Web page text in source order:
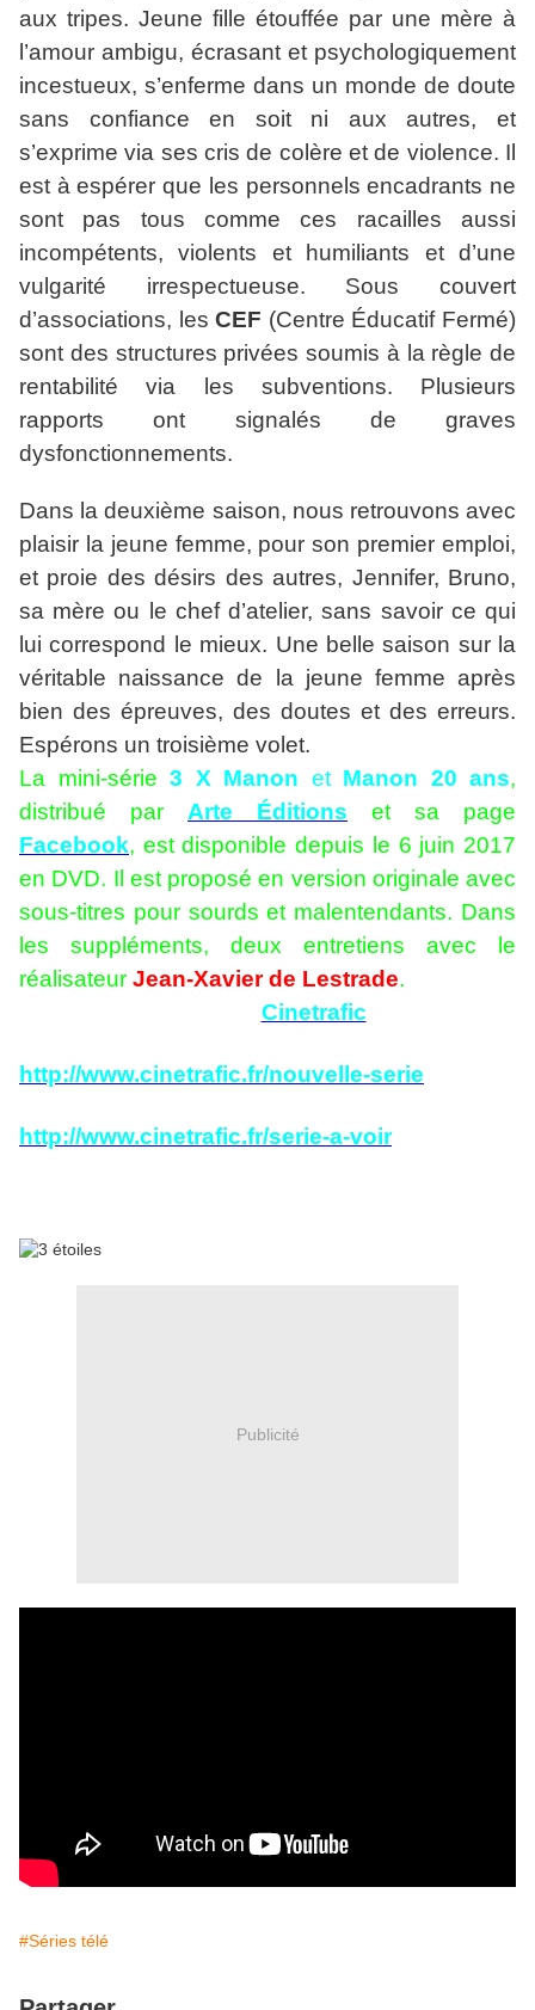
aux tripes. Jeune fille étouffée par une mère à
l’amour ambigu, écrasant et psychologiquement
incestueux, s’enferme dans un monde de doute
sans confiance en soit ni aux autres, et
s’exprime via ses cris de colère et de violence. Il
est à espérer que les personnels encadrants ne
sont pas tous comme ces racailles aussi
incompétents, violents et humiliants et d’une
vulgarité irrespectueuse. Sous couvert
d’associations, lesCEF (Centre Éducatif Fermé)
sont des structures privées soumis à la règle de
rentabilité via les subventions. Plusieurs
rapports ont signalés de graves
dysfonctionnements.
Dans la deuxième saison, nous retrouvons avec
plaisir la jeune femme, pour son premier emploi,
et proie des désirs des autres, Jennifer, Bruno,
sa mère ou le chef d’atelier, sans savoir ce qui
lui correspond le mieux. Une belle saison sur la
véritable naissance de la jeune femme après
bien des épreuves, des doutes et des erreurs.
Espérons un troisième volet.
La mini-série 3 X Manon et Manon 20 ans,
distribué par Arte Éditions et sa page
Facebook, est disponible depuis le 6 juin 2017
en DVD. Il est proposé en version originale avec
sous-titres pour sourds et malentendants. Dans
les suppléments, deux entretiens avec le
réalisateur Jean-Xavier de Lestrade.
Cinetrafic
http://www.cinetrafic.fr/nouvelle-serie
http://www.cinetrafic.fr/serie-a-voir, et à ses
Publicité
#Séries télé